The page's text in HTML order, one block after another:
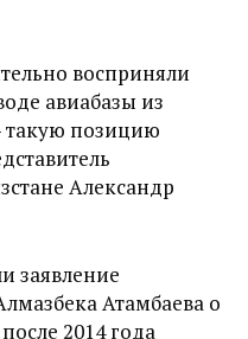
восприняли
авиабазы из
такую позицию
Александр
заявление
Атамбаева о
2014 года